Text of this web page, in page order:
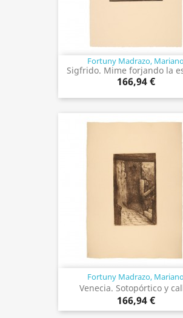
Fortuny Madrazo,
Sigfrido. Mime forjando la
166,94 €
Fortuny Madrazo,
Venecia. Sotopórtico y
166,94 €